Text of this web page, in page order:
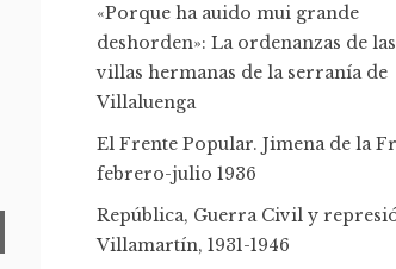
«Porque ha auido mui grande
deshorden»: La ordenanzas de
villas hermanas de la serranía de
Villaluenga
El Frente Popular. Jimena de la
febrero-julio 1936
República, Guerra Civil y
Villamartín, 1931-1946